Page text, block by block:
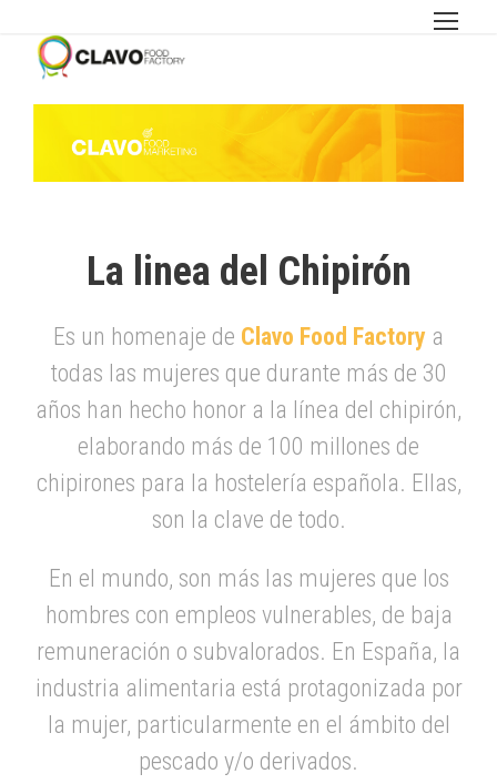
La linea del Chipirón
Es un homenaje de Clavo Food Factory a
todas las mujeres que durante más de 30
años han hecho honor a la línea del chipirón,
elaborando más de 100 millones de
chipirones para la hostelería española. Ellas,
son la clave de todo.
En el mundo, son más las mujeres que los
hombres con empleos vulnerables, de baja
remuneración o subvalorados. En España, la
industria alimentaria está protagonizada por
la mujer, particularmente en el ámbito del
pescado y/o derivados.